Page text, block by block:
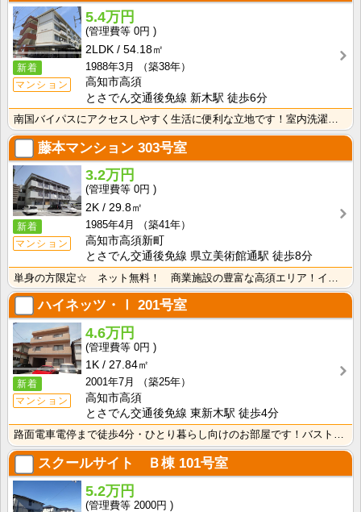
新着
マンション
5.4万円
0円
2LDK
54.18㎡
1988年3月
（築38年）
高知市高須
とさでん交通後免線 新木駅 徒歩6分
藤本マンション 303号室
新着
マンション
3.2万円
0円
2K
29.8㎡
1985年4月
（築41年）
高知市高須新町
とさでん交通後免線 県立美術館通駅 徒歩8分
ハイネッツ・Ⅰ 201号室
新着
マンション
4.6万円
0円
1K
27.84㎡
2001年7月
（築25年）
高知市高須
とさでん交通後免線 東新木駅 徒歩4分
路面電車電停まで徒歩4分・ひとり暮らし向けのお部屋です！バストイレ別、室内洗濯機置場、独立洗面台付き･･･
スクールサイト Ｂ棟101号室
5.2万円
2000円